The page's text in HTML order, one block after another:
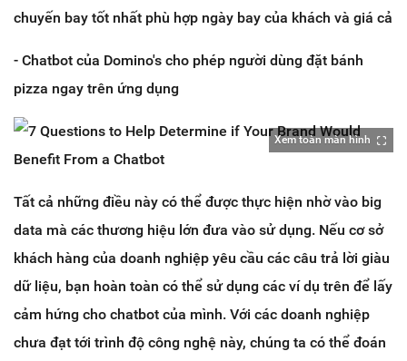
chuyến bay tốt nhất phù hợp ngày bay của khách và giá cả
- Chatbot của Domino's cho phép người dùng đặt bánh
pizza ngay trên ứng dụng
Xem toàn màn hình
Tất cả những điều này có thể được thực hiện nhờ vào big
data mà các thương hiệu lớn đưa vào sử dụng. Nếu cơ sở
khách hàng của doanh nghiệp yêu cầu các câu trả lời giàu
dữ liệu, bạn hoàn toàn có thể sử dụng các ví dụ trên để lấy
cảm hứng cho chatbot của mình. Với các doanh nghiệp
chưa đạt tới trình độ công nghệ này, chúng ta có thể đoán